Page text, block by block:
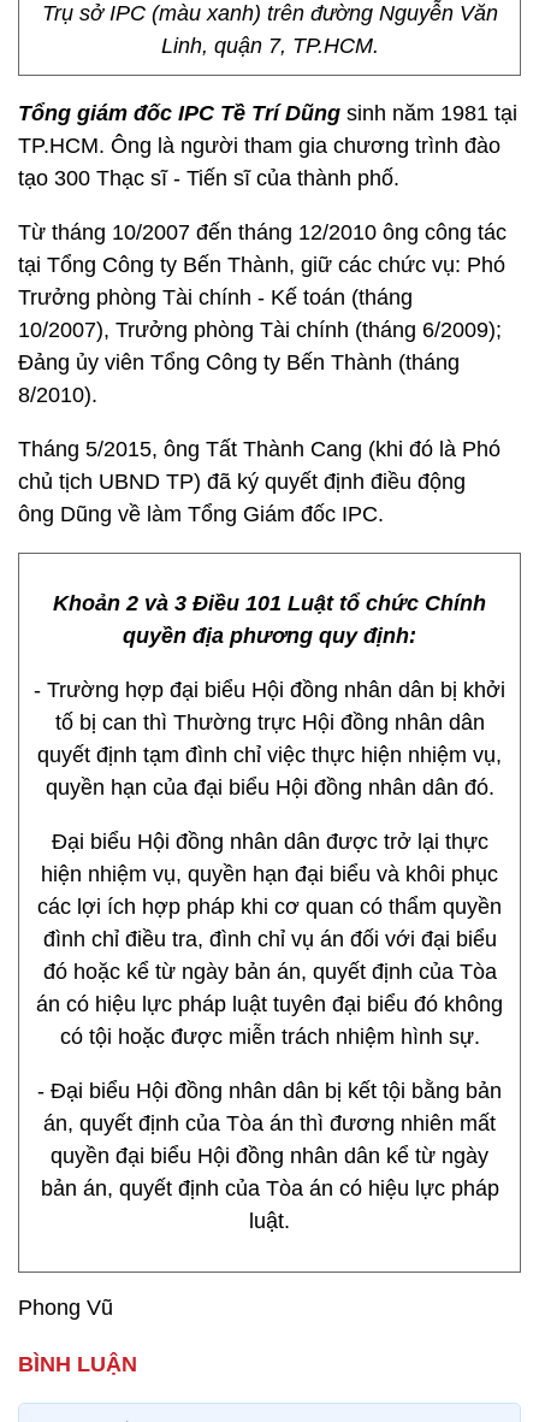
Trụ sở IPC (màu xanh) trên đường Nguyễn Văn
Linh, quận 7, TP.HCM.
Tổng giám đốc IPC Tề Trí Dũng sinh năm 1981 tại
TP.HCM. Ông là người tham gia chương trình đào
tạo 300 Thạc sĩ - Tiến sĩ của thành phố.
Từ tháng 10/2007 đến tháng 12/2010 ông công tác
tại Tổng Công ty Bến Thành, giữ các chức vụ: Phó
Trưởng phòng Tài chính - Kế toán (tháng
10/2007), Trưởng phòng Tài chính (tháng 6/2009);
Đảng ủy viên Tổng Công ty Bến Thành (tháng
8/2010).
Tháng 5/2015, ông Tất Thành Cang (khi đó là Phó
chủ tịch UBND TP) đã ký quyết định điều động
ông Dũng về làm Tổng Giám đốc IPC.
Khoản 2 và 3 Điều 101 Luật tổ chức Chính
quyền địa phương quy định:
- Trường hợp đại biểu Hội đồng nhân dân bị khởi
tố bị can thì Thường trực Hội đồng nhân dân
quyết định tạm đình chỉ việc thực hiện nhiệm vụ,
quyền hạn của đại biểu Hội đồng nhân dân đó.
Đại biểu Hội đồng nhân dân được trở lại thực
hiện nhiệm vụ, quyền hạn đại biểu và khôi phục
các lợi ích hợp pháp khi cơ quan có thẩm quyền
đình chỉ điều tra, đình chỉ vụ án đối với đại biểu
đó hoặc kể từ ngày bản án, quyết định của Tòa
án có hiệu lực pháp luật tuyên đại biểu đó không
có tội hoặc được miễn trách nhiệm hình sự.
- Đại biểu Hội đồng nhân dân bị kết tội bằng bản
án, quyết định của Tòa án thì đương nhiên mất
quyền đại biểu Hội đồng nhân dân kể từ ngày
bản án, quyết định của Tòa án có hiệu lực pháp
luật.
Phong Vũ